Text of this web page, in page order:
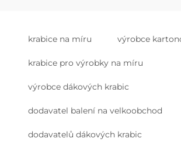
krabice na míru výrobce
krabice pro výrobky na míru
výrobce dákových krabic
dodavatel balení na velkoobchod
dodavatelů dákových krabic